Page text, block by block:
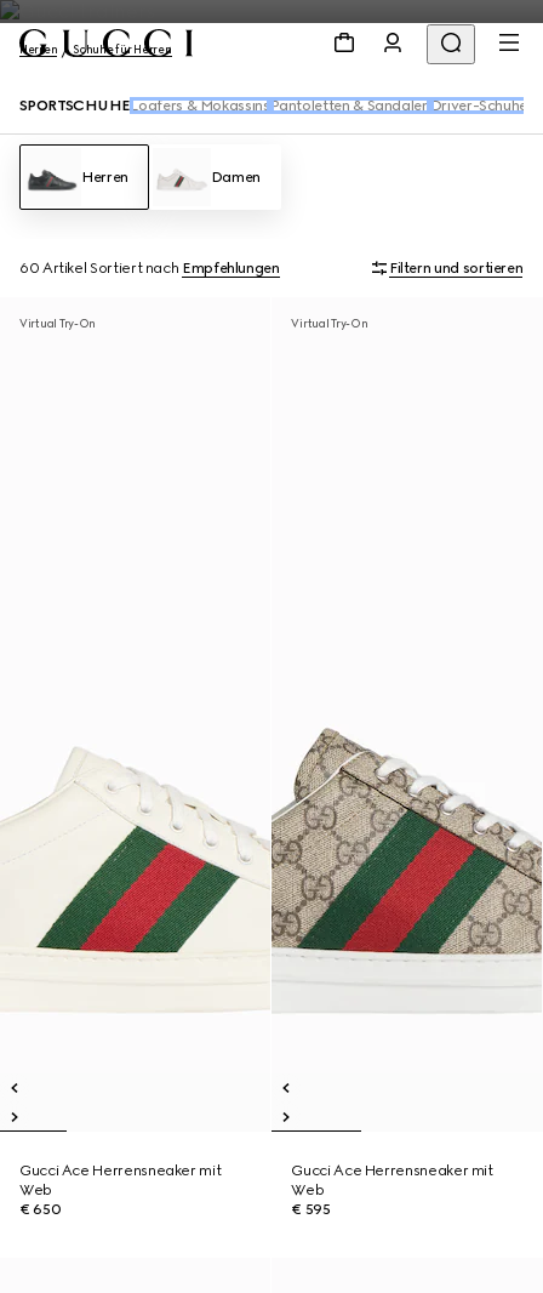
Herren Schuhe für Herren
SPORTSCHUHE Loafers & Mokassins Pantoletten & Sandalen Driver-Schuhe
Herren Damen
60 Artikel Sortiert nach Empfehlungen Filtern und sortieren
Virtual Try-On
Gucci Ace Herrensneaker mit
Web
€ 650
Virtual Try-On
Gucci Ace Herrensneaker mit
Web
€ 595